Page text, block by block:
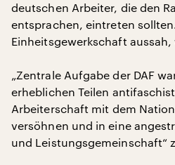
deutschen Arbeiter, die den
entsprachen, eintreten
Einheitsgewerkschaft aussah,
„Zentrale Aufgabe der DAF
erheblichen Teilen
Arbeiterschaft mit dem
versöhnen und in eine
und Leistungsgemeinschaft“